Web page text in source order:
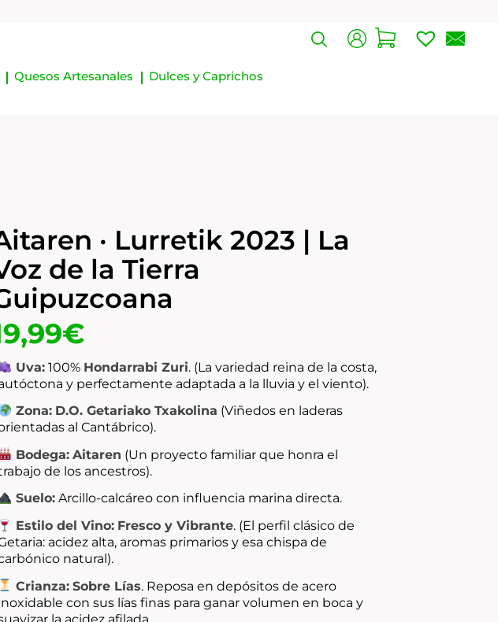
Quesos Artesanales Dulces y Caprichos
· Lurretik 2023 | La
de la Tierra
€
Uva: 100% Hondarrabi Zuri. (La variedad reina de la costa,
y perfectamente adaptada a la lluvia y el viento).
Zona: D.O. Getariako Txakolina (Viñedos en laderas
al Cantábrico).
Bodega: Aitaren (Un proyecto familiar que honra el
de los ancestros).
Suelo: Arcillo-calcáreo con influencia marina directa.
Estilo del Vino: Fresco y Vibrante. (El perfil clásico de
acidez alta, aromas primarios y esa chispa de
natural).
Crianza: Sobre Lías. Reposa en depósitos de acero
con sus lías finas para ganar volumen en boca y
la acidez afilada.